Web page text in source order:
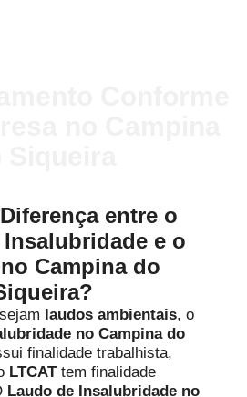
entre o
e o
Campina do
laudos ambientais, o
no Campina do
finalidade trabalhista,
LTCATtem finalidade
Laudo de Insalubridade no